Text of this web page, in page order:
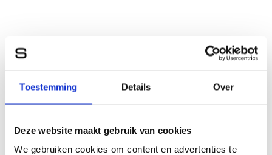
Toestemming Details Over
Deze website maakt gebruik van cookies
We gebruiken cookies om content en advertenties te